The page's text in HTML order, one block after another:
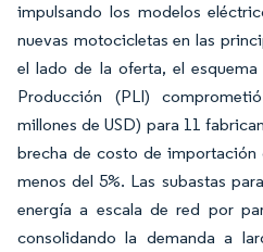
impulsando los modelos
nuevas motocicletas en las
el lado de la oferta, el
Producción (PLI)
millones de USD) para 11
brecha de costo de importación
menos del 5%. Las subastas
energía a escala de red por
consolidando la demanda a